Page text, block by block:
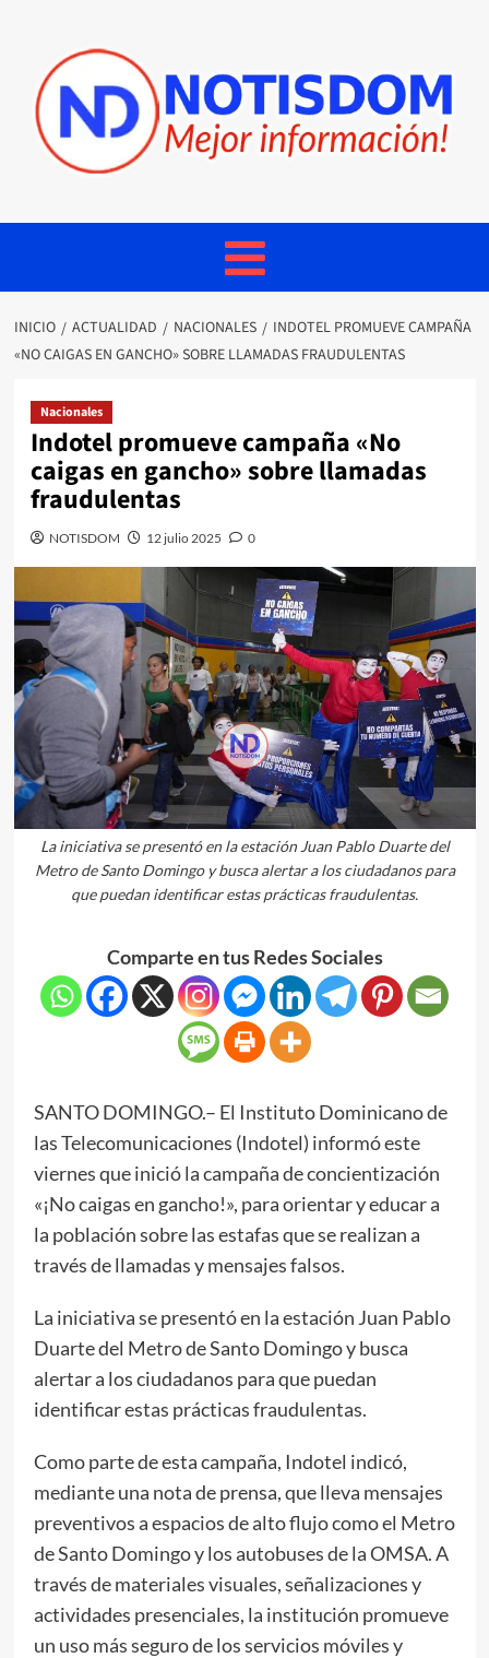
INICIO ACTUALIDAD NACIONALES
INDOTEL PROMUEVE CAMPAÑA
«NO CAIGAS EN GANCHO» SOBRE LLAMADAS FRAUDULENTAS
Nacionales
Indotel promueve campaña «No
caigas en gancho» sobre llamadas
fraudulentas
NOTISDOM 12 julio 2025 0
La iniciativa se presentó en la estación Juan Pablo Duarte del
Metro de Santo Domingo y busca alertar a los ciudadanos para
que puedan identificar estas prácticas fraudulentas.
Comparte en tus Redes Sociales
SANTO DOMINGO.– El Instituto Dominicano de
las Telecomunicaciones (Indotel) informó este
viernes que inició la campaña de concientización
«¡No caigas en gancho!», para orientar y educar a
la población sobre las estafas que se realizan a
través de llamadas y mensajes falsos.
La iniciativa se presentó en la estación Juan Pablo
Duarte del Metro de Santo Domingo y busca
alertar a los ciudadanos para que puedan
identificar estas prácticas fraudulentas.
Como parte de esta campaña, Indotel indicó,
mediante una nota de prensa, que lleva mensajes
preventivos a espacios de alto flujo como el Metro
de Santo Domingo y los autobuses de la OMSA. A
través de materiales visuales, señalizaciones y
actividades presenciales, la institución promueve
un uso más seguro de los servicios móviles y